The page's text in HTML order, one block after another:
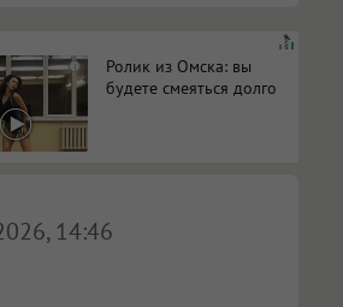
i
Ролик из Омска: вы
будете смеяться долго
14:46